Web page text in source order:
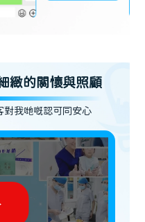
緻的關懷與照顧
對我哋嘅認可同安心